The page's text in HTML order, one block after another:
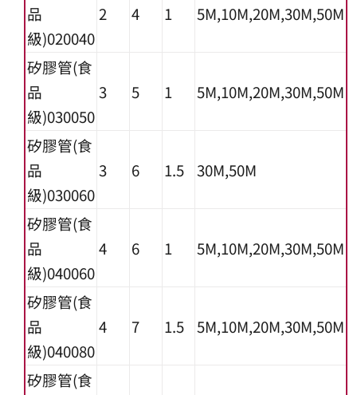
品
級)020040
2 4 1 5M,10M,20M,30M,50M
矽膠管(食
品
級)030050
3 5 1 5M,10M,20M,30M,50M
矽膠管(食
品
級)030060
3 6 1.5 30M,50M
矽膠管(食
品
級)040060
4 6 1 5M,10M,20M,30M,50M
矽膠管(食
品
級)040080
4 7 1.5 5M,10M,20M,30M,50M
矽膠管(食